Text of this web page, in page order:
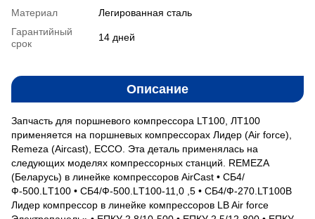
Материал
Легированная сталь
Гарантийный
срок
14 дней
Описание
Запчасть для поршневого компрессора LT100, ЛТ100
применяется на поршневых компрессорах Лидер (Air force),
Remeza (Aircast), ECCO. Эта деталь применялась на
следующих моделях компрессорных станций. REMEZA
(Беларусь) в линейке компрессоров AirCast • СБ4/
Ф-500.LТ100 • СБ4/Ф-500.LТ100-11,0 ,5 • СБ4/Ф-270.LT100В
Лидер компрессор в линейке компрессоров LB Air force